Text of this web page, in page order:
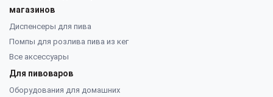
магазинов
Диспенсеры для пива
Помпы для розлива пива из кег
Все аксессуары
Для пивоваров
Оборудования для домашних